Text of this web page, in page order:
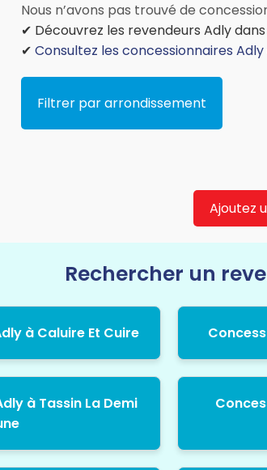
Nous n’avons pas trouvé de
✔ Découvrez les revendeurs Adly
✔ Consultez les concessionnaires Adly
Filtrer par arrondissement
Ajoutez
Rechercher un
à Caluire Et Cuire
à Tassin La Demi